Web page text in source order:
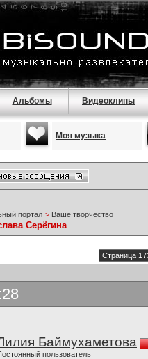
Альбомы Видеоклипы
Моя музыка
портал > Ваше творчество
Серёгина
Страница
Баймухаметова
пользователь